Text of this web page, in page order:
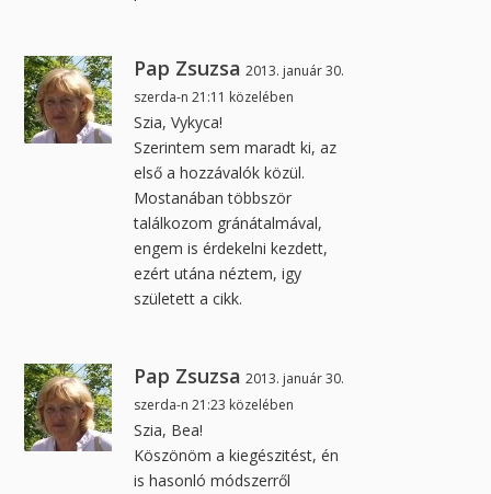
Pap Zsuzsa 2013. január 30.
szerda-n 21:11 közelében
Szia, Vykyca!
Szerintem sem maradt ki, az
első a hozzávalók közül.
Mostanában többször
találkozom gránátalmával,
engem is érdekelni kezdett,
ezért utána néztem, igy
született a cikk.
Pap Zsuzsa 2013. január 30.
szerda-n 21:23 közelében
Szia, Bea!
Köszönöm a kiegészitést, én
is hasonló módszerről